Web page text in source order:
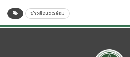
ข่าวสิ่งแวดล้อม